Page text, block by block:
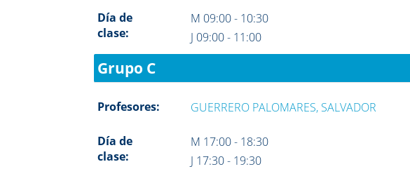
Día de
clase:
M 09:00 - 10:30
J 09:00 - 11:00
Grupo C
Profesores: GUERRERO PALOMARES, SALVADOR
Día de
clase:
M 17:00 - 18:30
J 17:30 - 19:30